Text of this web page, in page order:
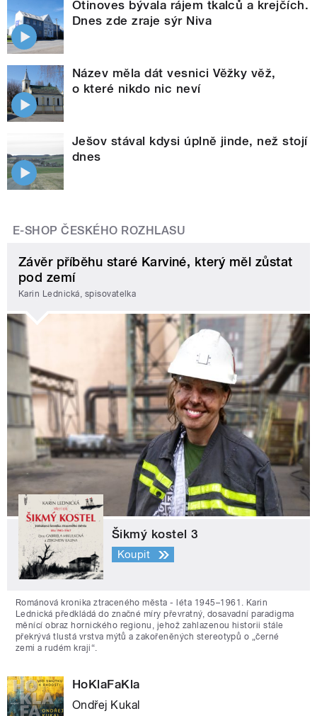
Otinoves bývala rájem tkalců a krejčích.
Dnes zde zraje sýr Niva
Název měla dát vesnici Věžky věž,
o které nikdo nic neví
Ješov stával kdysi úplně jinde, než stojí
dnes
E-SHOP ČESKÉHO ROZHLASU
Závěr příběhu staré Karviné, který měl zůstat
pod zemí
Karin Lednická, spisovatelka
Šikmý kostel 3
Koupit
Románová kronika ztraceného města - léta 1945–1961. Karin
Lednická předkládá do značné míry převratný, dosavadní paradigma
měnící obraz hornického regionu, jehož zahlazenou historii stále
překrývá tlustá vrstva mýtů a zakořeněných stereotypů o „černé
zemi a rudém kraji“.
HoKlaFaKla
Ondřej Kukal